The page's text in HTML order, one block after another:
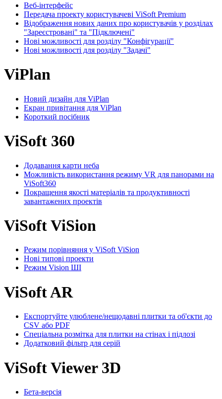
Веб-інтерфейс
Передача проекту користувачеві ViSoft Premium
Відображення нових даних про користувачів у розділах
"Зареєстровані" та "Підключені"
Нові можливості для розділу "Конфігурації"
Нові можливості для розділу "Задачі"
ViPlan
Новий дизайн для ViPlan
Екран привітання для ViPlan
Короткий посібник
ViSoft 360
Додавання карти неба
Можливість використання режиму VR для панорами на
ViSoft360
Покращення якості матеріалів та продуктивності
завантажених проектів
ViSoft ViSion
Режим порівняння у ViSoft ViSion
Нові типові проекти
Режим Vision ШІ
ViSoft AR
Експортуйте улюблене/нещодавні плитки та об'єкти до
CSV або PDF
Спеціальна розмітка для плитки на стінах і підлозі
Додатковий фільтр для серій
ViSoft Viewer 3D
Бета-версія